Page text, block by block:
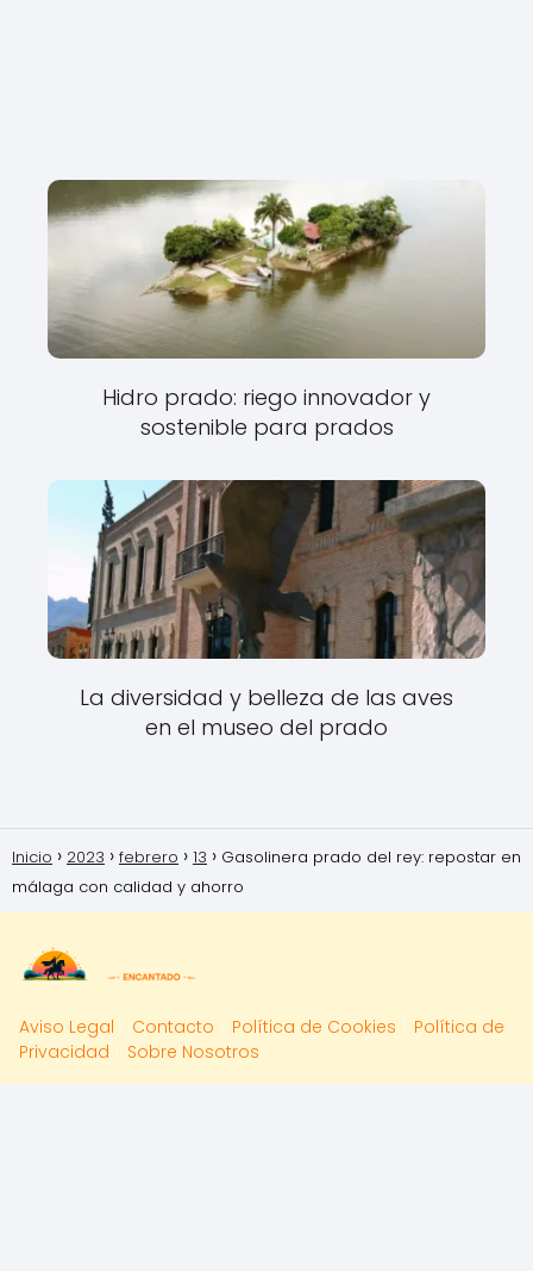
Hidro prado: riego innovador y
sostenible para prados
La diversidad y belleza de las aves
en el museo del prado
Inicio 2023 febrero 13
Gasolinera prado del rey: repostar en
málaga con calidad y ahorro
Aviso Legal Contacto Política de Cookies
Política de
Privacidad
Sobre Nosotros